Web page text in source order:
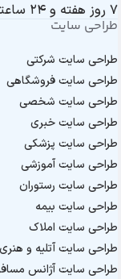
۷ روز هفته و ۲۴ ساعته پاسخگوی تیکت‌های شما هستیم
طراحی سایت
طراحی سایت شرکتی
طراحی سایت فروشگاهی
طراحی سایت شخصی
طراحی سایت خبری
طراحی سایت پزشکی
طراحی سایت آموزشی
طراحی سایت رستوران
طراحی سایت بیمه
طراحی سایت املاک
طراحی سایت آتلیه و هنری
طراحی سایت آژانس